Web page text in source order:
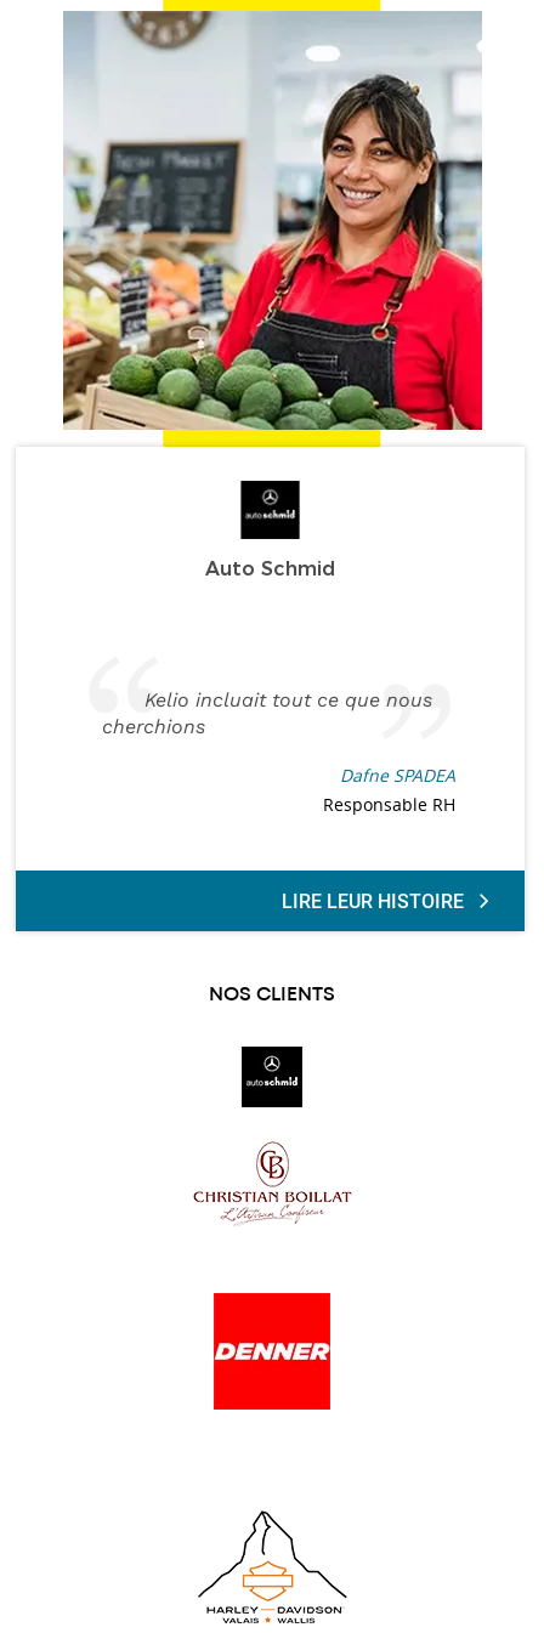
Auto Schmid
Kelio incluait tout ce que nous
cherchions
Dafne SPADEA
Responsable RH
LIRE LEUR HISTOIRE
NOS CLIENTS